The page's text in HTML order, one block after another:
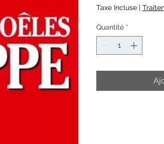
Taxe Incluse |
Quantité *